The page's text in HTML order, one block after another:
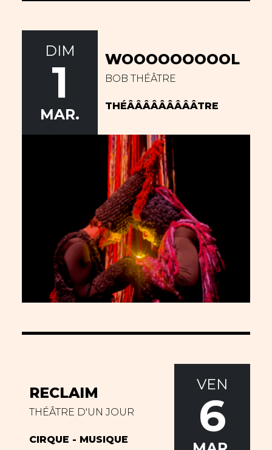
WOOOOOOOOOL
BOB THÉÂTRE
THÉÂÂÂÂÂÂÂÂÂTRE
DIM
1
MAR.
RECLAIM
THÉÂTRE D'UN JOUR
CIRQUE - MUSIQUE
VEN
6